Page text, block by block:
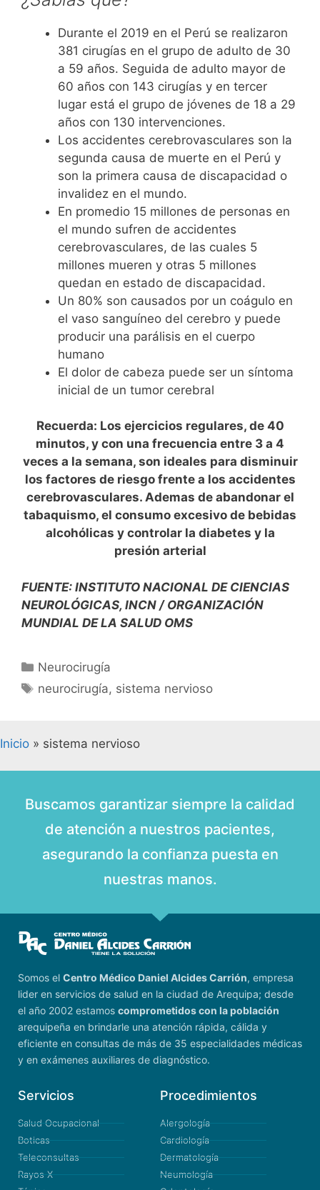
Durante el 2019 en el Perú se realizaron
381 cirugías en el grupo de adulto de 30
a 59 años. Seguida de adulto mayor de
60 años con 143 cirugías y en tercer
lugar está el grupo de jóvenes de 18 a 29
años con 130 intervenciones.
Los accidentes cerebrovasculares son la
segunda causa de muerte en el Perú y
son la primera causa de discapacidad o
invalidez en el mundo.
En promedio 15 millones de personas en
el mundo sufren de accidentes
cerebrovasculares, de las cuales 5
millones mueren y otras 5 millones
quedan en estado de discapacidad.
Un 80% son causados por un coágulo en
el vaso sanguíneo del cerebro y puede
producir una parálisis en el cuerpo
humano
El dolor de cabeza puede ser un síntoma
inicial de un tumor cerebral
Recuerda: Los ejercicios regulares, de 40
minutos, y con una frecuencia entre 3 a 4
veces a la semana, son ideales para disminuir
los factores de riesgo frente a los accidentes
cerebrovasculares. Ademas de abandonar el
tabaquismo, el consumo excesivo de bebidas
alcohólicas y controlar la diabetes y la
presión arterial
FUENTE: INSTITUTO NACIONAL DE CIENCIAS
NEUROLÓGICAS, INCN / ORGANIZACIÓN
MUNDIAL DE LA SALUD OMS
Neurocirugía
neurocirugía, sistema nervioso
Inicio » sistema nervioso
Buscamos garantizar siempre la calidad
de atención a nuestros pacientes,
asegurando la confianza puesta en
nuestras manos.
Somos el Centro Médico Daniel Alcides Carrión, empresa
lider en servicios de salud en la ciudad de Arequipa; desde
el año 2002 estamos comprometidos con la población
arequipeña en brindarle una atención rápida, cálida y
eficiente en consultas de más de 35 especialidades médicas
y en exámenes auxiliares de diagnóstico.
Servicios
Salud Ocupacional
Boticas
Teleconsultas
Rayos X
Procedimientos
Alergología
Cardiología
Dermatología
Neumología